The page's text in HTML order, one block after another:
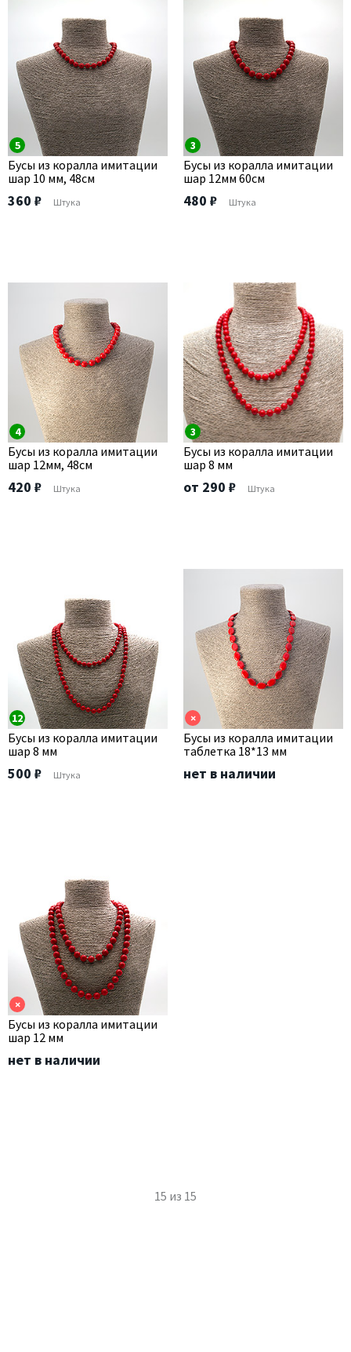
5
Бусы из коралла имитации
шар 10 мм, 48см
360 ₽ Штука
3
Бусы из коралла имитации
шар 12мм 60см
480 ₽ Штука
4
Бусы из коралла имитации
шар 12мм, 48см
420 ₽ Штука
3
Бусы из коралла имитации
шар 8 мм
от 290 ₽ Штука
12
Бусы из коралла имитации
шар 8 мм
500 ₽ Штука
×
Бусы из коралла имитации
таблетка 18*13 мм
нет в наличии
×
Бусы из коралла имитации
шар 12 мм
нет в наличии
15 из 15